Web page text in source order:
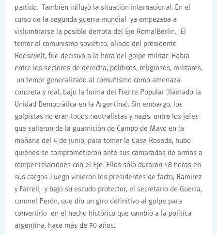
partido. También influyó la situación internacional. En el
curso de la segunda guerra mundial ya empezaba a
vislumbrarse la posible derrota del Eje Roma/Berlín. El
temor al comunismo soviético, aliado del presidente
Roosevelt, fue decisivo a la hora del golpe militar. Había
entre los sectores de derecha, políticos, religiosos, militares,
un temor generalizado al comunismo como amenaza
concreta y real, bajo la forma del Frente Popular (llamado la
Unidad Democrática en la Argentina). Sin embargo, los
golpistas no eran todos neutralistas y nazis: entre los jefes
que salieron de la guarnición de Campo de Mayo en la
mañana del 4 de junio, para tomar la Casa Rosada, hubo
quienes se comprometieron ante sus camaradas de armas a
romper relaciones con el Eje. Ellos sólo duraron 48 horas en
sus cargos. Luego vinieron los presidentes de facto, Ramírez
y Farrell, y bajo su escudo protector, el secretario de Guerra,
coronel Perón, que dio un giro definitivo al golpe para
convertirlo en el hecho histórico que cambió a la política
argentina, hace más de 70 años.